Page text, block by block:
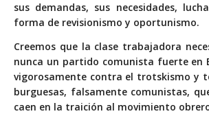
sus demandas, sus necesidades,
forma de revisionismo y oportunismo.
Creemos que la clase trabajadora
nunca un partido comunista fuerte en
vigorosamente contra el trotskismo y
burguesas, falsamente comunistas,
caen en la traición al movimiento